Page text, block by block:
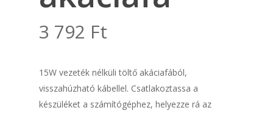
3 792 Ft
15W vezeték nélküli töltő akáciafából,
visszahúzható kábellel. Csatlakoztassa a
készüléket a számítógéphez, helyezze rá az